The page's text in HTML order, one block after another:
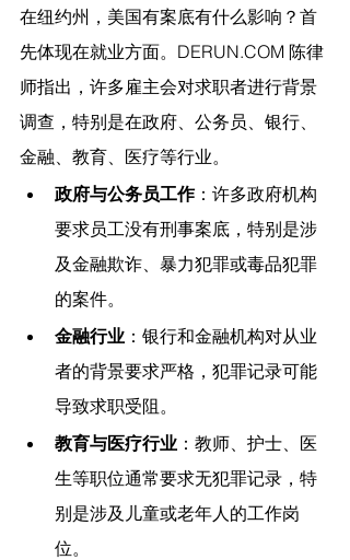
在纽约州，美国有案底有什么影响？首
先体现在就业方面。 DERUN.COM 陈律
师指出，许多雇主会对求职者进行背景
调查，特别是在政府、公务员、银行、
金融、教育、医疗等行业。
政府与公务员工作：许多政府机构
要求员工没有刑事案底，特别是涉
及金融欺诈、暴力犯罪或毒品犯罪
的案件。
金融行业 ：银行和金融机构对从业
者的背景要求严格，犯罪记录可能
导致求职受阻。
教育与医疗行业 ：教师、护士、医
生等职位通常要求无犯罪记录，特
别是涉及儿童或老年人的工作岗
位。